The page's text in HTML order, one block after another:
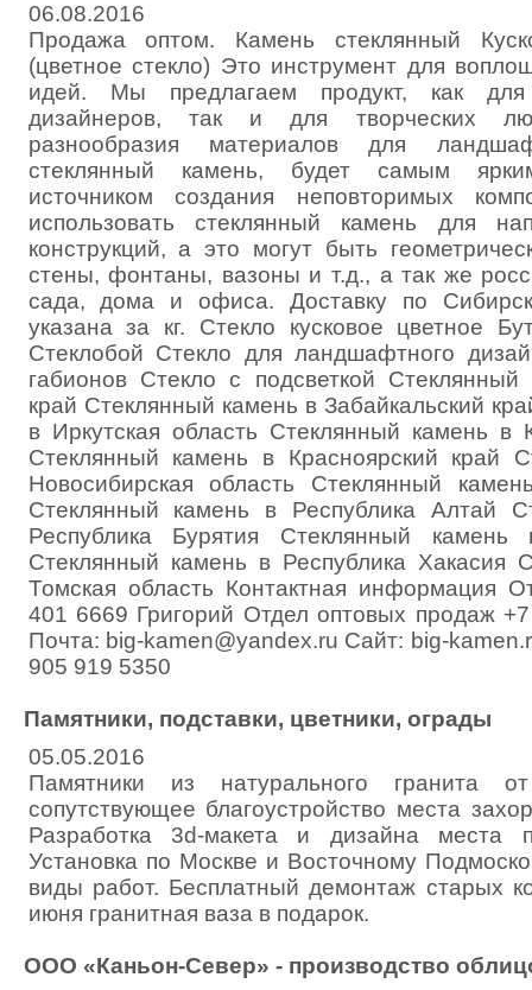
06.08.2016
Продажа оптом. Камень стеклянный
(цветное стекло) Это инструмент для
идей. Мы предлагаем продукт, как для
дизайнеров, так и для творческих
разнообразия материалов для
стеклянный камень, будет самым
источником создания неповторимых
использовать стеклянный камень для
конструкций, а это могут быть
стены, фонтаны, вазоны и т.д., а так же
сада, дома и офиса. Доставку по
указана за кг. Стекло кусковое цветное
Стеклобой Стекло для ландшафтного
габионов Стекло с подсветкой
край Стеклянный камень в Забайкальский
в Иркутская область Стеклянный камень в
Стеклянный камень в Красноярский край
Новосибирская область Стеклянный
Стеклянный камень в Республика Алтай
Республика Бурятия Стеклянный
Стеклянный камень в Республика Хакасия
Томская область Контактная информация
401 6669 Григорий Отдел оптовых продаж
Почта: big-kamen@yandex.ru Сайт: big-
905 919 5350
Памятники, подставки, цветники, ограды
05.05.2016
Памятники из натурального гранита
сопутствующее благоустройство места
Разработка 3d-макета и дизайна
Установка по Москве и Восточному
виды работ. Бесплатный демонтаж старых
июня гранитная ваза в подарок.
ООО «Каньон-Север» - производство